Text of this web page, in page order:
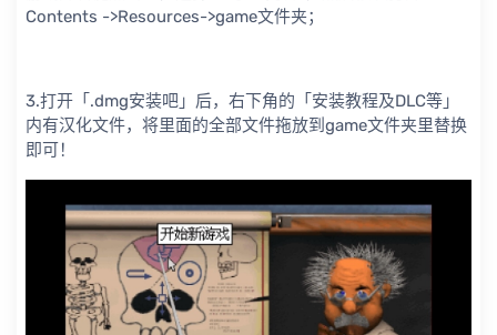
Contents ->Resources->game文件夹；
3.打开「.dmg安装吧」后，右下角的「安装教程及DLC等」
内有汉化文件，将里面的全部文件拖放到game文件夹里替换
即可！